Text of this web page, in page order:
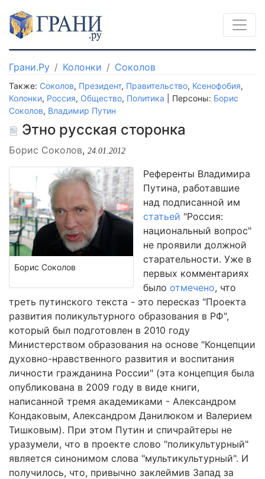
Грани.Ру Колонки Соколов
Также: Соколов, Президент, Правительство, Ксенофобия,
Колонки, Россия, Общество, Политика | Персоны: Борис
Соколов, Владимир Путин
Этно русская сторонка
Борис Соколов, 24.01.2012
Борис Соколов
Референты Владимира
Путина, работавшие
над подписанной им
статьей "Россия:
национальный вопрос"
не проявили должной
старательности. Уже в
первых комментариях
было отмечено, что
треть путинского текста - это пересказ "Проекта
развития поликультурного образования в РФ",
который был подготовлен в 2010 году
Министерством образования на основе "Концепции
духовно-нравственного развития и воспитания
личности гражданина России" (эта концепция была
опубликована в 2009 году в виде книги,
написанной тремя академиками - Александром
Кондаковым, Александром Данилюком и Валерием
Тишковым). При этом Путин и спичрайтеры не
уразумели, что в проекте слово "поликультурный"
является синонимом слова "мультикультурный". И
получилось, что, привычно заклеймив Запад за